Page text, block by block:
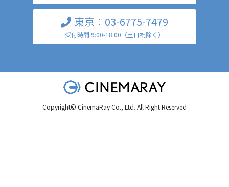
東京：03-6775-7479
受付時間 9:00-18:00（土日祝除く）
Copyright© CinemaRay Co., Ltd. All Right Reserved